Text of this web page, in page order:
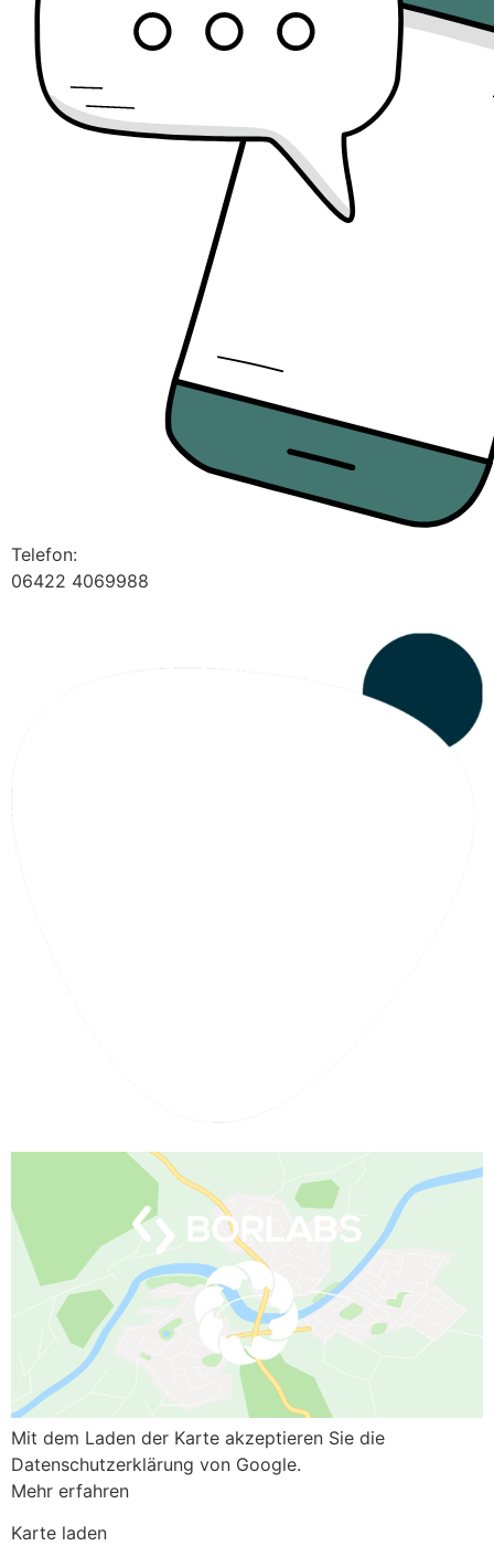
Telefon:
06422 4069988
Mit dem Laden der Karte akzeptieren Sie die
Datenschutzerklärung von Google.
Mehr erfahren
Karte laden